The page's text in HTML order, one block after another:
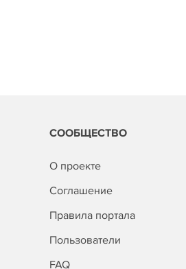
СООБЩЕСТВО
О проекте
Соглашение
Правила портала
Пользователи
FAQ